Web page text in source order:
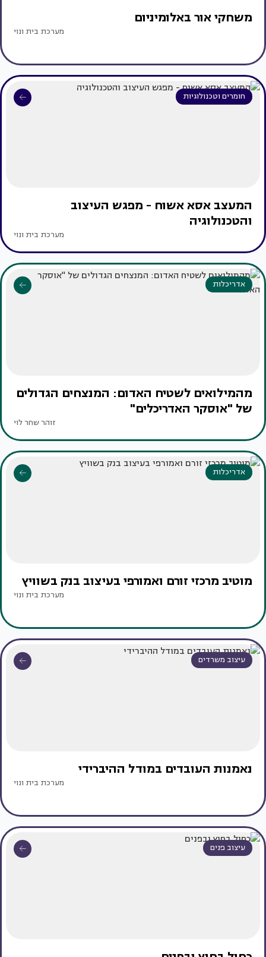
משחקי אור באלומיניום
מערכת בית ונוי
חומרים וטכנולוגיות
המעצב אסא אשוח - מפגש העיצוב
והטכנולוגיה
מערכת בית ונוי
אדריכלות
מהמילואים לשטיח האדום: המנצחים הגדולים
של "אוסקר האדריכלים"
זוהר שחר לוי
אדריכלות
מוטיב מרכזי זורם ואמורפי בעיצוב בנק בשוויץ
מערכת בית ונוי
עיצוב משרדים
נאמנות העובדים במודל ההיברידי
מערכת בית ונוי
עיצוב פנים